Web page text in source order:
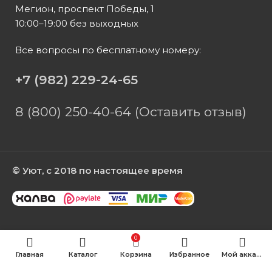
Мегион, проспект Победы, 1
10:00–19:00 без выходных
Все вопросы по бесплатному номеру:
+7 (982) 229-24-65
8 (800) 250-40-64 (Оставить отзыв)
© Уют, с 2018 по настоящее время
Главная Каталог
0
Корзина Избранное Мой аккаунт